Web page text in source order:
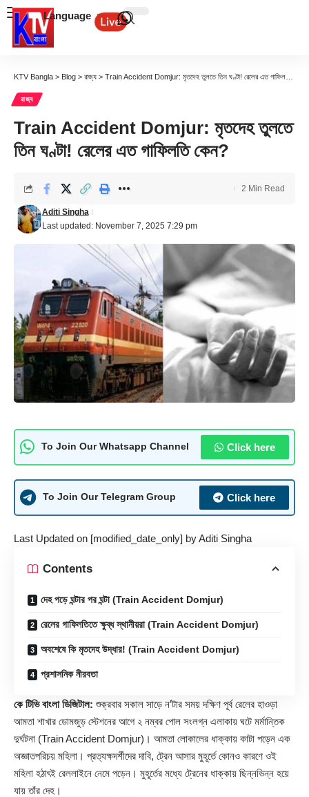
Language
KTV Bangla > Blog > রাজ্য > Train Accident Domjur: মৃতদেহ তুলতে তিন ঘণ্টা! রেলের এত গাফিলতি কেন?
রাজ্য
Train Accident Domjur: মৃতদেহ তুলতে
তিন ঘণ্টা! রেলের এত গাফিলতি কেন?
Last updated: November 7, 2025 7:29 pm
Aditi Singha
2 Min Read
To Join Our Whatsapp Channel Click here
To Join Our Telegram Group Click here
Last Updated on [modified_date_only] byAditi Singha
Contents
দেহ পড়ে ঘন্টার পর ঘন্টা (Train Accident Domjur)
রেলের গাফিলতিতে ক্ষুব্ধ স্থানীয়রা (Train Accident Domjur)
অবশেষে কি মৃতদেহ উদ্ধার! (Train Accident Domjur)
প্রশাসনিক নীরবতা
কে টিভি বাংলা ডিজিটাল: শুক্রবার সকাল সাড়ে ন’টার সময় দক্ষিণ পূর্ব রেলের হাওড়া
আমতা শাখার ডোমজুড় স্টেশনের আগে ২ নম্বর পোল সংলগ্ন এলাকায় ঘটে মর্মান্তিক
দুর্ঘটনা (Train Accident Domjur)। আমতা লোকালের ধাক্কায় কাটা পড়েন এক
অজ্ঞাতপরিচয় মহিলা। প্রত্যক্ষদর্শীদের দাবি, ট্রেন আসার মুহূর্তে কোনও কারণে ওই
মহিলা হঠাৎই রেললাইনে নেমে পড়েন। মুহূর্তের মধ্যে ট্রেনের ধাক্কায় ছিন্নভিন্ন হয়ে
যায় তাঁর দেহ।